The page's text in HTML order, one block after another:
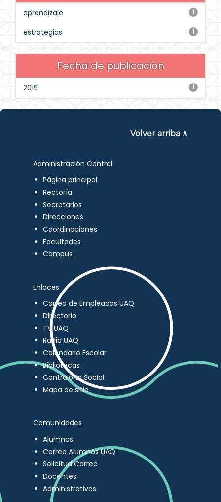
1
aprendizaje
1
estrategias
Fecha de publicación
1
2019
Volver arriba ∧
Administración Central
Página principal
Rectoría
Secretarios
Direcciones
Coordinaciones
Facultades
Campus
Enlaces
Correo de Empleados UAQ
Directorio
TV UAQ
Radio UAQ
Calendario Escolar
Bibliotecas
Contraloría Social
Mapa de sitio
Comunidades
Alumnos
Correo Alumnos UAQ
Solicitud Correo
Docentes
Administrativos